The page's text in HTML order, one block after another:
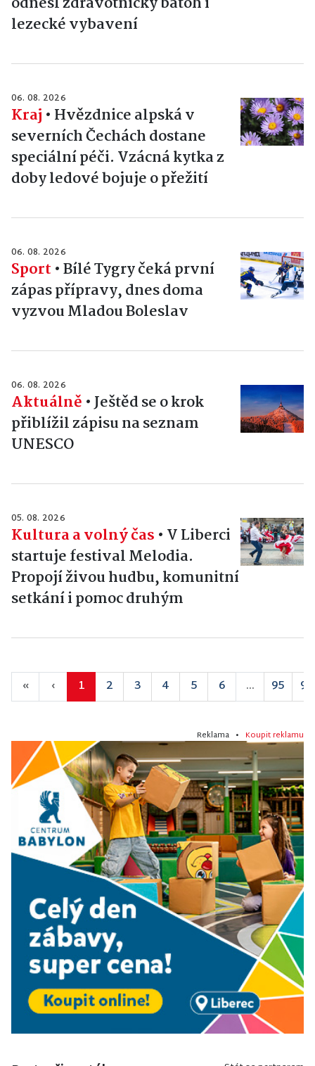
lezecké vybavení
06. 08. 2026
Kraj • Hvězdnice alpská v
severních Čechách dostane
speciální péči. Vzácná kytka z
doby ledové bojuje o přežití
06. 08. 2026
Sport •Bílé Tygry čeká první
zápas přípravy, dnes doma
vyzvou Mladou Boleslav
06. 08. 2026
Aktuálně •Ještěd se o krok
přiblížil zápisu na seznam
UNESCO
05. 08. 2026
Kultura a volný čas • V Liberci
startuje festival Melodia.
Propojí živou hudbu, komunitní
setkání i pomoc druhým
« ‹ 1 2 3 4 5 6 ... 95 96
Reklama • Koupit reklamu